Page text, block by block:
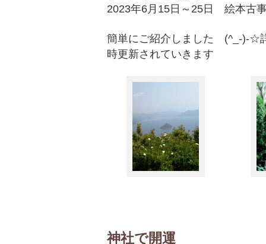
2023年6月15日～25日 絵
簡単にご紹介しました (^_-)-☆
時更新されていきます
神社で開運